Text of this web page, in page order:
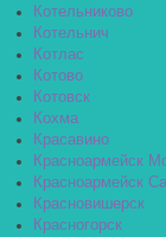
Котельниково
Котельнич
Котлас
Котово
Котовск
Кохма
Красавино
Красноармейск
Красноармейск
Красновишерск
Красногорск